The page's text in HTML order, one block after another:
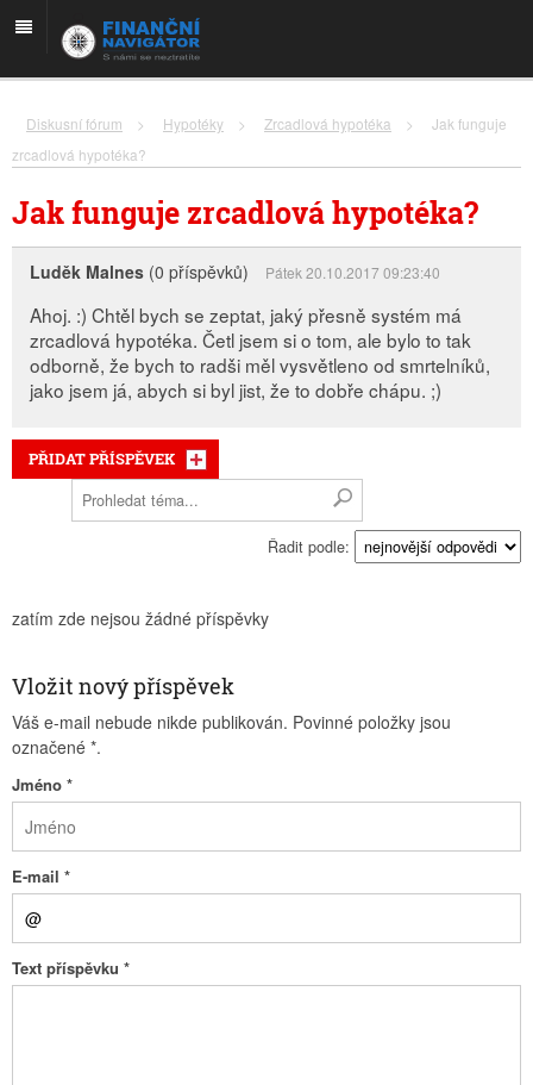
Diskusní fórum > Hypotéky > Zrcadlová hypotéka >
Jak funguje
zrcadlová hypotéka?
Jak funguje zrcadlová hypotéka?
Luděk Malnes (0 příspěvků) Pátek 20.10.2017 09:23:40
Ahoj. :) Chtěl bych se zeptat, jaký přesně systém má
zrcadlová hypotéka. Četl jsem si o tom, ale bylo to tak
odborně, že bych to radši měl vysvětleno od smrtelníků,
jako jsem já, abych si byl jist, že to dobře chápu. ;)
PŘIDAT PŘÍSPĚVEK
Řadit podle:
zatím zde nejsou žádné příspěvky
Vložit nový příspěvek
Váš e-mail nebude nikde publikován. Povinné položky jsou
označené *.
Jméno *
E-mail *
Text příspěvku *